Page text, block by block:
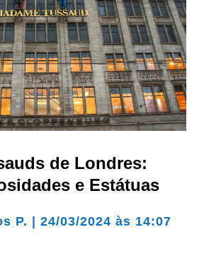
de Londres:
e Estátuas
P. | 24/03/2024 às 14:07